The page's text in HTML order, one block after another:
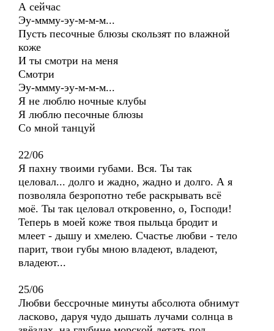
А сейчас
Эу-ммму-эу-м-м-м...
Пусть песочные блюзы скользят по влажной
коже
И ты смотри на меня
Смотри
Эу-ммму-эу-м-м-м...
Я не люблю ночные клубы
Я люблю песочные блюзы
Со мной танцуй
22/06
Я пахну твоими губами. Вся. Ты так
целовал... долго и жадно, жадно и долго. А я
позволяла безропотно тебе раскрывать всё
моё. Ты так целовал откровенно, о, Господи!
Теперь в моей коже твоя пыльца бродит и
млеет - дышу и хмелею. Счастье любви - тело
парит, твои губы мною владеют, владеют,
владеют...
25/06
Любви бессрочные минуты абсолюта обнимут
ласково, даруя чудо дышать лучами солнца в